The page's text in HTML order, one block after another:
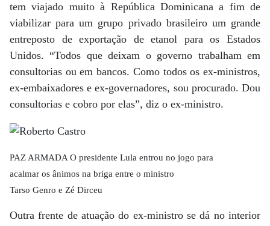
tem viajado muito à República Dominicana a fim de
viabilizar para um grupo privado brasileiro um grande
entreposto de exportação de etanol para os Estados
Unidos. “Todos que deixam o governo trabalham em
consultorias ou em bancos. Como todos os ex-ministros,
ex-embaixadores e ex-governadores, sou procurado. Dou
consultorias e cobro por elas”, diz o ex-ministro.
PAZ ARMADA O presidente Lula entrou no jogo para
acalmar os ânimos na briga entre o ministro
Tarso Genro e Zé Dirceu
Outra frente de atuação do ex-ministro se dá no interior